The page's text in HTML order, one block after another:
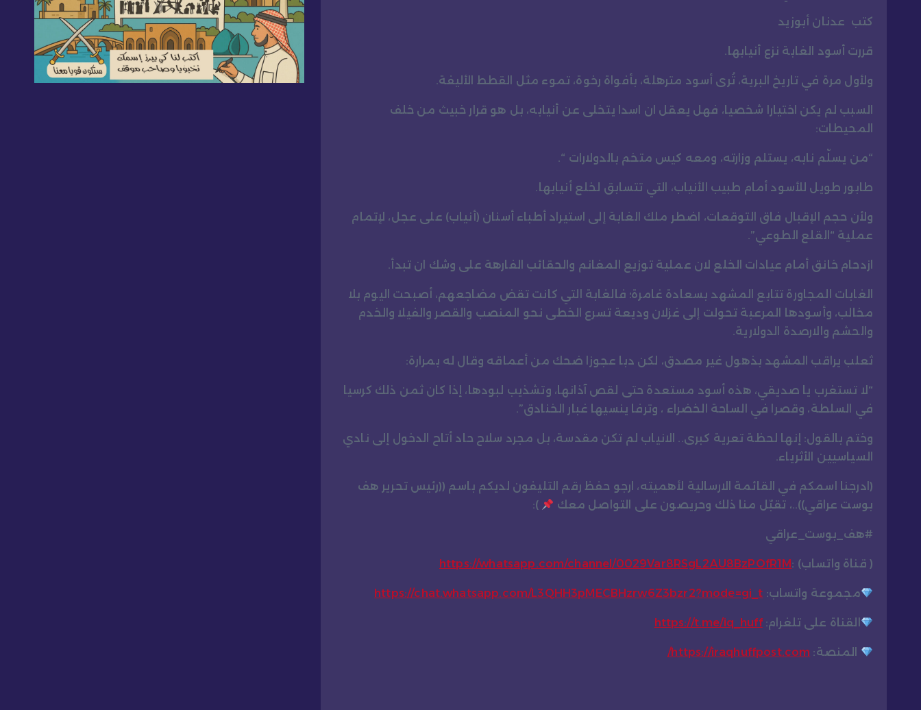
كتب عدنان أبوزيد
قررت أسود الغابة نزع أنيابها.
ولأول مرة في تاريخ البرية، تُرى أسود مترهلة، بأفواة رخوة، تموء مثل القطط الأليفة.
السبب لم يكن اختيارا شخصيا، فهل يعقل ان اسدا يتخلى عن أنيابه، بل هو قرار خبيث من خلف
المحيطات:
“من يسلّم نابه، يستلم وزارته، ومعه كيس متخم بالدولارات “.
طابور طويل للأسود أمام طبيب الأنياب، التي تتسابق لخلع أنيابها.
ولأن حجم الإقبال فاق التوقعات، اضطر ملك الغابة إلى استيراد أطباء أسنان (أنياب) على عجل، لإتمام
عملية “القلع الطوعي”.
ازدحام خانق أمام عيادات الخلع لان عملية توزيع المغانم والحقائب الفارهة على وشك ان تبدأ.
الغابات المجاورة تتابع المشهد بسعادة غامرة؛ فالغابة التي كانت تقض مضاجعهم، أصبحت اليوم بلا
مخالب، وأسودها المرعبة تحولت إلى غزلان وديعة تسرع الخطى نحو المنصب والقصر والفيلا والخدم
والحشم والارصدة الدولارية.
ثعلب يراقب المشهد بذهول غير مصدق، لكن دبا عجوزا ضحك من أعماقه وقال له بمرارة:
“لا تستغرب يا صديقي، هذه أسود مستعدة حتى لقص آذانها، وتشذيب لبودها، إذا كان ثمن ذلك كرسيا
في السلطة، وقصرا في الساحة الخضراء ، وترفا ينسيها غبار الخنادق”.
وختم بالقول: إنها لحظة تعرية كبرى.. الانياب لم تكن مقدسة، بل مجرد سلاح حاد أتاح الدخول إلى نادي
السياسيين الأثرياء.
(ادرجنا اسمكم في القائمة الارسالية لأهميته، ارجو حفظ رقم التليفون لديكم باسم ((رئيس تحرير هف
بوست عراقي))..، تقبّل منا ذلك وحريصون على التواصل معك
):
#هف_بوست_عراقي
( قناة واتساب) :https://whatsapp.com/channel/0029Var8RSgL2AU8BzPOfR1M
مجموعة واتساب: https://chat.whatsapp.com/L3QHH3pMECBHzrw6Z3bzr2?mode=gi_t
القناة على تلغرام:https://t.me/iq_huff
المنصة: https://iraqhuffpost.com/